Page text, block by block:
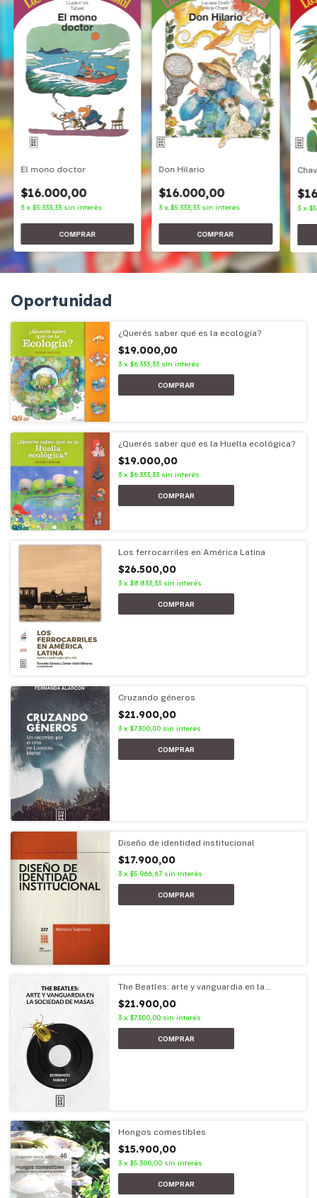
El mono doctor
$16.000,00
3 x $5.333,33 sin interés
Don Hilario
$16.000,00
3 x$5.333,33 sin interés 3 x
Oportunidad
¿Querés saber qué es la ecología?
$19.000,00
3 x $6.333,33 sin interés
¿Querés saber qué es la Huella ecológica?
$19.000,00
3 x $6.333,33 sin interés
Los ferrocarriles en América Latina
$26.500,00
3 x $8.833,33 sin interés
Cruzando géneros
$21.900,00
3 x $7.300,00 sin interés
Diseño de identidad institucional
$17.900,00
3 x $5.966,67 sin interés
The Beatles: arte y vanguardia en la
$21.900,00
3 x $7.300,00 sin interés
Hongos comestibles
$15.900,00
3 x $5.300,00 sin interés